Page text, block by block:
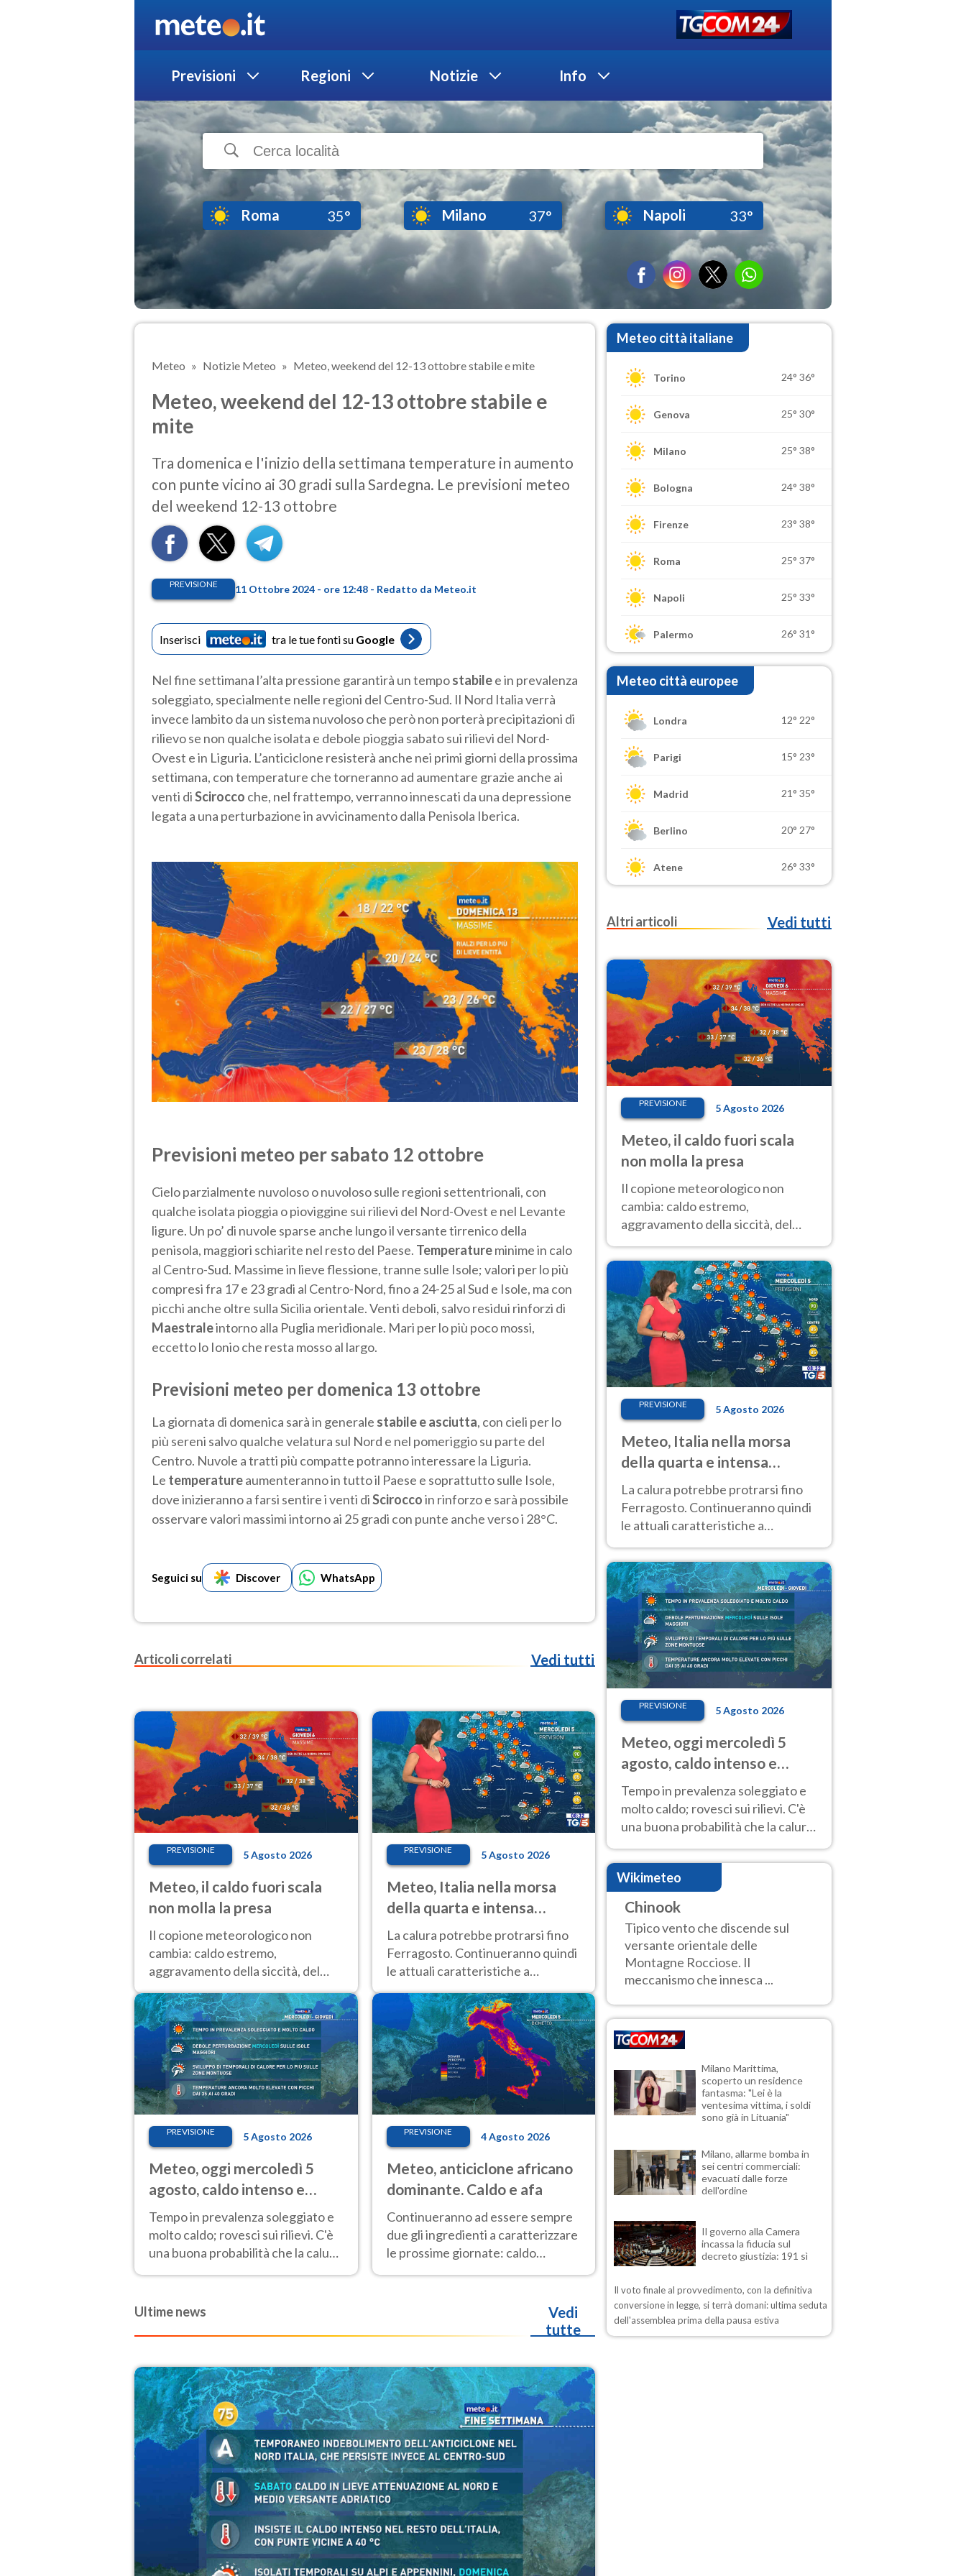
Previsioni Regioni Notizie Info
Roma 35° Milano 37° Napoli 33°
Meteo Notizie Meteo Meteo, weekend del 12-13 ottobre stabile e mite
Meteo, weekend del 12-13 ottobre stabile e
mite
Tra domenica e l'inizio della settimana temperature in aumento
con punte vicino ai 30 gradi sulla Sardegna. Le previsioni meteo
del weekend 12-13 ottobre
PREVISIONE 11 Ottobre 2024 - ore 12:48 - Redatto da Meteo.it
Inserisci tra le tue fonti su Google
Nel fine settimana l’alta pressione garantirà un tempostabilee in prevalenza
soleggiato, specialmente nelle regioni del Centro-Sud. Il Nord Italia verrà
invece lambito da un sistema nuvoloso che però non porterà precipitazioni di
rilievo se non qualche isolata e debole pioggia sabato sui rilievi del Nord-
Ovest e in Liguria. L’anticiclone resisterà anche nei primi giorni della prossima
settimana, con temperature che torneranno ad aumentare grazie anche ai
venti diScirocco che, nel frattempo, verranno innescati da una depressione
legata a una perturbazione in avvicinamento dalla Penisola Iberica.
Previsioni meteo per sabato 12 ottobre
Cielo parzialmente nuvoloso o nuvoloso sulle regioni settentrionali, con
qualche isolata pioggia o pioviggine sui rilievi del Nord-Ovest e nel Levante
ligure. Un po’ di nuvole sparse anche lungo il versante tirrenico della
penisola, maggiori schiarite nel resto del Paese. Temperatureminime in calo
al Centro-Sud. Massime in lieve flessione, tranne sulle Isole; valori per lo più
compresi fra 17 e 23 gradi al Centro-Nord, fino a 24-25 al Sud e Isole, ma con
picchi anche oltre sulla Sicilia orientale. Venti deboli, salvo residui rinforzi di
Maestraleintorno alla Puglia meridionale. Mari per lo più poco mossi,
eccetto lo Ionio che resta mosso al largo.
Previsioni meteo per domenica 13 ottobre
La giornata di domenica sarà in generale stabile e asciutta, con cieli per lo
più sereni salvo qualche velatura sul Nord e nel pomeriggio su parte del
Centro. Nuvole a tratti più compatte potranno interessare la Liguria.
Le temperatureaumenteranno in tutto il Paese e soprattutto sulle Isole,
dove inizieranno a farsi sentire i venti diSciroccoin rinforzo e sarà possibile
osservare valori massimi intorno ai 25 gradi con punte anche verso i 28°C.
Seguici su Discover WhatsApp
Articoli correlati Vedi tutti
PREVISIONE 5 Agosto 2026
Meteo, il caldo fuori scala
non molla la presa
Il copione meteorologico non
cambia: caldo estremo,
aggravamento della siccità, del
rischio incendi e temporali di
calore. Nessun cambiamento fino
Ferragosto
PREVISIONE 5 Agosto 2026
Meteo, Italia nella morsa
della quarta e intensa
ondata di caldo
La calura potrebbe protrarsi fino
Ferragosto. Continueranno quindi
le attuali caratteristiche a
dominare le prossime giornate:
caldo estremo e temporali di
calore
PREVISIONE 5 Agosto 2026
Meteo, oggi mercoledì 5
agosto, caldo intenso e
temporali
Tempo in prevalenza soleggiato e
molto caldo; rovesci sui rilievi. C'è
una buona probabilità che la calura
PREVISIONE 4 Agosto 2026
Meteo, anticiclone africano
dominante. Caldo e afa
Continueranno ad essere sempre
due gli ingredienti a caratterizzare
le prossime giornate: caldo
Ultime news
Vedi
tutte
Meteo città italiane
Torino 24° 36°
Genova 25° 30°
Milano 25° 38°
Bologna 24° 38°
Firenze 23° 38°
Roma 25° 37°
Napoli 25° 33°
Palermo 26° 31°
Meteo città europee
Londra 12° 22°
Parigi 15° 23°
Madrid 21° 35°
Berlino 20° 27°
Atene 26° 33°
Altri articoli Vedi tutti
PREVISIONE 5 Agosto 2026
Meteo, il caldo fuori scala
non molla la presa
Il copione meteorologico non
cambia: caldo estremo,
aggravamento della siccità, del
calore. Nessun cambiamento fino
Ferragosto
PREVISIONE 5 Agosto 2026
Meteo, Italia nella morsa
della quarta e intensa
ondata di caldo
La calura potrebbe protrarsi fino
Ferragosto. Continueranno quindi
le attuali caratteristiche a
caldo estremo e temporali di calore
PREVISIONE 5 Agosto 2026
Meteo, oggi mercoledì 5
agosto, caldo intenso e
temporali
Tempo in prevalenza soleggiato e
molto caldo; rovesci sui rilievi. C'è
una buona probabilità che la calura
Ferragosto
Wikimeteo
Chinook
Tipico vento che discende sul
versante orientale delle
Montagne Rocciose. Il
meccanismo che innesca ...
Milano Marittima,
scoperto un residence
fantasma: "Lei è la
ventesima vittima, i soldi
sono già in Lituania"
Milano, allarme bomba in
sei centri commerciali:
evacuati dalle forze
dell'ordine
Il governo alla Camera
incassa la fiducia sul
decreto giustizia: 191 sì
Il voto finale al provvedimento, con la definitiva
conversione in legge, si terrà domani: ultima seduta
dell'assemblea prima della pausa estiva